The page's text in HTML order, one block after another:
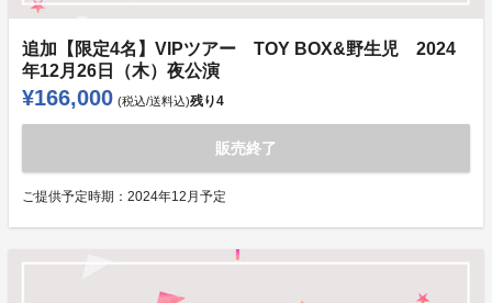
追加【限定4名】VIPツアー TOY BOX&野生児 2024
年12月26日（木）夜公演
¥166,000 (税込/送料込)残り4
販売終了
ご提供予定時期： 2024年12月予定